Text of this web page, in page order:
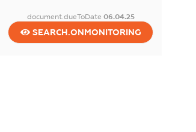
document.dueToDate 06.04.25
SEARCH.ONMONITORING